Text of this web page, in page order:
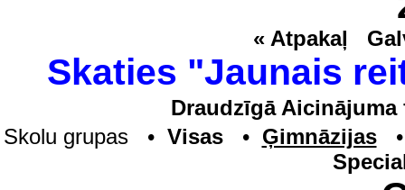
« Atpakaļ
Skaties "Jaunais
Draudzīgā
Skolu grupas • Visas• Ģimnāzijas